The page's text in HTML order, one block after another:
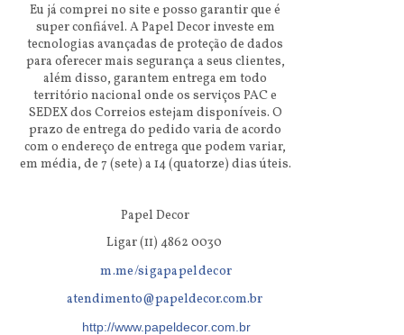
Eu já comprei no site e posso garantir que é
super confiável. A Papel Decor investe em
tecnologias avançadas de proteção de dados
para oferecer mais segurança a seus clientes,
além disso, garantem entrega em todo
território nacional onde os serviços PAC e
SEDEX dos Correios estejam disponíveis. O
prazo de entrega do pedido varia de acordo
com o endereço de entrega que podem variar,
em média, de 7 (sete) a 14 (quatorze) dias úteis.
Papel Decor
Ligar (11) 4862 0030
m.me/sigapapeldecor
atendimento@papeldecor.com.br
http://www.papeldecor.com.br